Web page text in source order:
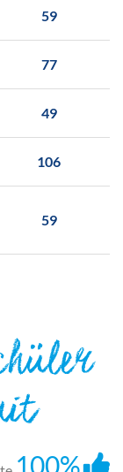
59
77
49
106
59
100%